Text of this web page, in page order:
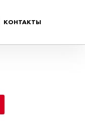
КОНТАКТЫ